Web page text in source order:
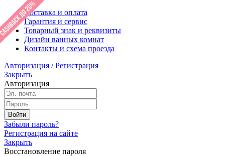
Доставка и оплата
Гарантия и сервис
Товарный знак и реквизиты
Дизайн ванных комнат
Контакты и схема проезда
Авторизация / Регистрация
Закрыть
Авторизация
Забыли пароль?
Регистрация на сайте
Закрыть
Восстановление пароля